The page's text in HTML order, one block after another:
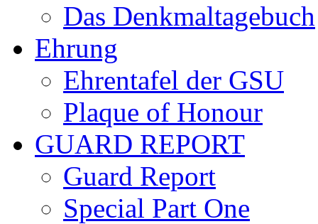
Das Denkmaltagebuch
Ehrung
Ehrentafel der GSU
Plaque of Honour
GUARD REPORT
Guard Report
Special Part One